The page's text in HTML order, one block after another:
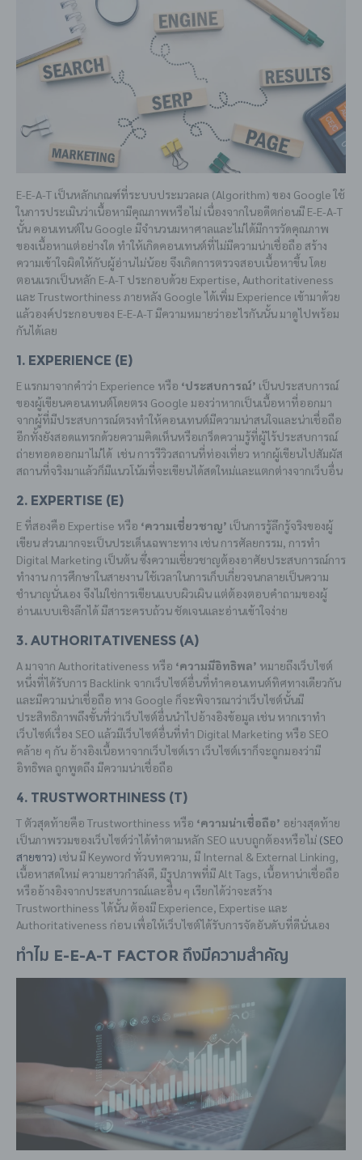
E-E-A-T เป็นหลักเกณฑ์ที่ระบบประมวลผล (Algorithm) ของ Google ใช้
ในการประเมินว่าเนื้อหามีคุณภาพหรือไม่ เนื่องจากในอดีตก่อนมี E-E-A-T
นั้น คอนเทนต์ใน Google มีจำนวนมหาศาลและไม่ได้มีการวัดคุณภาพ
ของเนื้อหาแต่อย่างใด ทำให้เกิดคอนเทนต์ที่ไม่มีความน่าเชื่อถือ สร้าง
ความเข้าใจผิดให้กับผู้อ่านไม่น้อย จึงเกิดการตรวจสอบเนื้อหาขึ้น โดย
ตอนแรกเป็นหลัก E-A-T ประกอบด้วย Expertise, Authoritativeness
และ Trustworthiness ภายหลัง Google ได้เพิ่ม Experience เข้ามาด้วย
แล้วองค์ประกอบของ E-E-A-T มีความหมายว่าอะไรกันนั้น มาดูไปพร้อม
กันได้เลย
1. Experience (E)
E แรกมาจากคำว่า Experience หรือ ‘ประสบการณ์’ เป็นประสบการณ์
ของผู้เขียนคอนเทนต์โดยตรง Google มองว่าหากเป็นเนื้อหาที่ออกมา
จากผู้ที่มีประสบการณ์ตรงทำให้คอนเทนต์มีความน่าสนใจและน่าเชื่อถือ
อีกทั้งยังสอดแทรกด้วยความคิดเห็นหรือเกร็ดความรู้ที่ผู้ไร้ประสบการณ์
ถ่ายทอดออกมาไม่ได้ เช่น การรีวิวสถานที่ท่องเที่ยว หากผู้เขียนไปสัมผัส
สถานที่จริงมาแล้วก็มีแนวโน้มที่จะเขียนได้สดใหม่และแตกต่างจากเว็บอื่น
2. Expertise (E)
E ที่สองคือ Expertise หรือ ‘ความเชี่ยวชาญ’ เป็นการรู้ลึกรู้จริงของผู้
เขียน ส่วนมากจะเป็นประเด็นเฉพาะทาง เช่น การศัลยกรรม, การทำ
Digital Marketing เป็นต้น ซึ่งความเชี่ยวชาญต้องอาศัยประสบการณ์การ
ทำงาน การศึกษาในสายงาน ใช้เวลาในการเก็บเกี่ยวจนกลายเป็นความ
ชำนาญนั่นเอง จึงไม่ใช่การเขียนแบบผิวเผิน แต่ต้องตอบคำถามของผู้
อ่านแบบเชิงลึกได้ มีสาระครบถ้วน ชัดเจนและอ่านเข้าใจง่าย
3. Authoritativeness (A)
A มาจาก Authoritativeness หรือ ‘ความมีอิทธิพล’ หมายถึงเว็บไซต์
หนึ่งที่ได้รับการ Backlink จากเว็บไซต์อื่นที่ทำคอนเทนต์ทิศทางเดียวกัน
และมีความน่าเชื่อถือ ทาง Google ก็จะพิจารณาว่าเว็บไซต์นั้นมี
ประสิทธิภาพถึงขั้นที่ว่าเว็บไซต์อื่นนำไปอ้างอิงข้อมูล เช่น หากเราทำ
เว็บไซต์เรื่อง SEO แล้วมีเว็บไซต์อื่นที่ทำ Digital Marketing หรือ SEO
คล้าย ๆ กัน อ้างอิงเนื้อหาจากเว็บไซต์เรา เว็บไซต์เราก็จะถูกมองว่ามี
อิทธิพล ถูกพูดถึง มีความน่าเชื่อถือ
4. Trustworthiness (T)
T ตัวสุดท้ายคือ Trustworthiness หรือ ‘ความน่าเชื่อถือ’ อย่างสุดท้าย
เป็นภาพรวมของเว็บไซต์ว่าได้ทำตามหลัก SEO แบบถูกต้องหรือไม่ (SEO
สายขาว) เช่น มี Keyword ทั่วบทความ, มี Internal & External Linking,
เนื้อหาสดใหม่ ความยาวกำลังดี, มีรูปภาพที่มี Alt Tags, เนื้อหาน่าเชื่อถือ
หรืออ้างอิงจากประสบการณ์และอื่น ๆ เรียกได้ว่าจะสร้าง
Trustworthiness ได้นั้น ต้องมี Experience, Expertise และ
Authoritativeness ก่อน เพื่อให้เว็บไซต์ได้รับการจัดอันดับที่ดีนั่นเอง
ทำไม E-E-A-T Factor ถึงมีความสำคัญ